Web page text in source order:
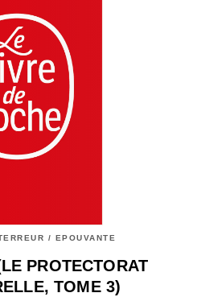
/ EPOUVANTE
PROTECTORAT
TOME 3)